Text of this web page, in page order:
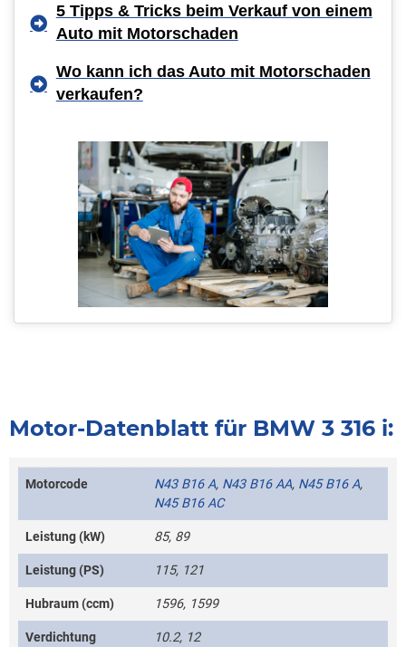
5 Tipps & Tricks beim Verkauf von einem
Auto mit Motorschaden
Wo kann ich das Auto mit Motorschaden
verkaufen?
Motor-Datenblatt für BMW 3 316 i:
Motorcode N43 B16 A, N43 B16 AA, N45 B16 A,
N45 B16 AC
Leistung (kW) 85, 89
Leistung (PS) 115, 121
Hubraum (ccm) 1596, 1599
Verdichtung 10.2, 12